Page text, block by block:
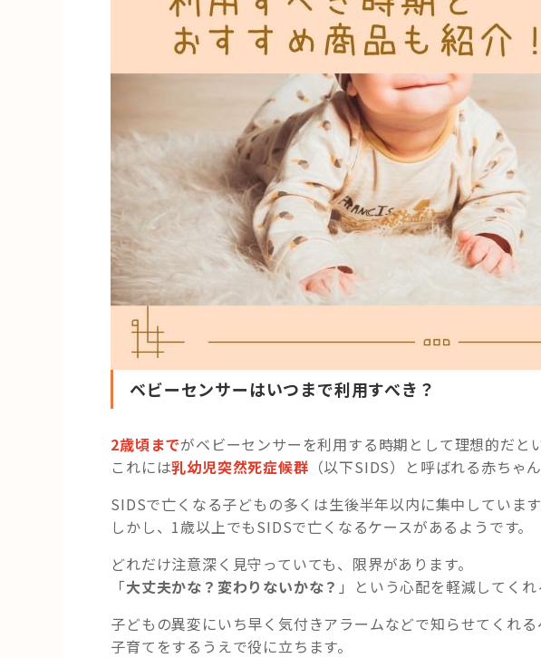
ベビーセンサーはいつまで利用すべき？
2歳頃までがベビーセンサーを利用する時期として理想的だと
これには乳幼児突然死症候群 （以下SIDS）と呼ばれる赤ちゃ
SIDSで亡くなる子どもの多くは生後半年以内に集中しています
しかし、1歳以上でもSIDSで亡くなるケースがあるようです。
どれだけ注意深く見守っていても、限界があります。
「大丈夫かな？変わりないかな？ 」という心配を軽減してくれ
子どもの異変にいち早く気付きアラームなどで知らせてくれる
子育てをするうえで役に立ちます。